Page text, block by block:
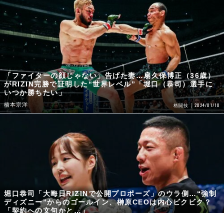
「ファイターの顔じゃない」告げた妻…扇久保博正（36歳）
がRIZIN完勝で証明した“世界レベル”「堀口（恭司）選手に
いつか勝ちたい」
橋本宗洋 格闘技 2024/01/10
堀口恭司「大晦日RIZINで公開プロポーズ」のウラ側…“強制
ディズニー”からのゴールイン、榊原CEOは内心ビクビク？
「契約への文句かと…」